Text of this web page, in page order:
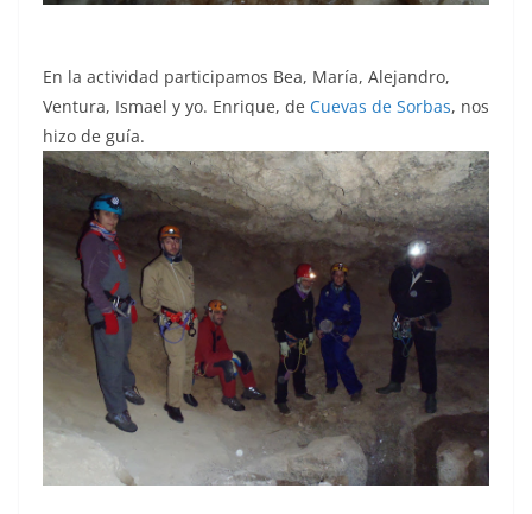
En la actividad participamos Bea, María, Alejandro,
Ventura, Ismael y yo. Enrique, de Cuevas de Sorbas, nos
hizo de guía.